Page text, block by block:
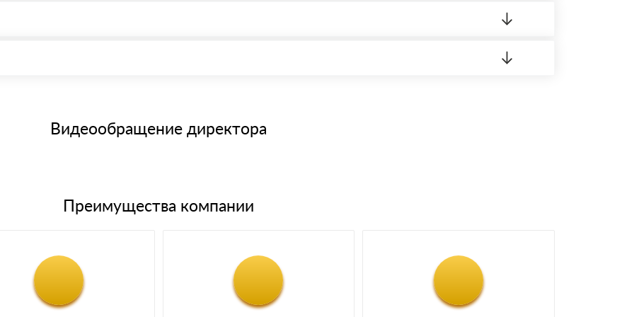
через системы электронных платежей.
банковским картам
материала после проверки качества и количества заказанного материала.
Видеообращение директора
Преимущества компании